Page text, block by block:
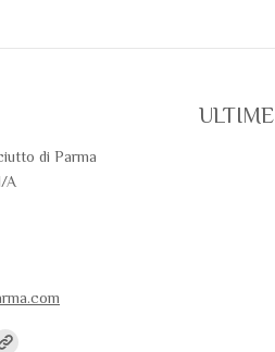
di Parma
A